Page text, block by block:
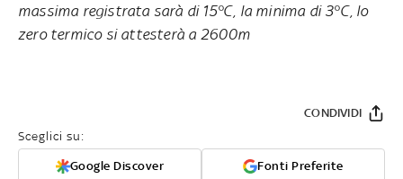
massima registrata sarà di 15°C, la minima di 3°C, lo
zero termico si attesterà a 2600m
Sceglici su:
Google Discover Fonti Preferite
CONDIVIDI